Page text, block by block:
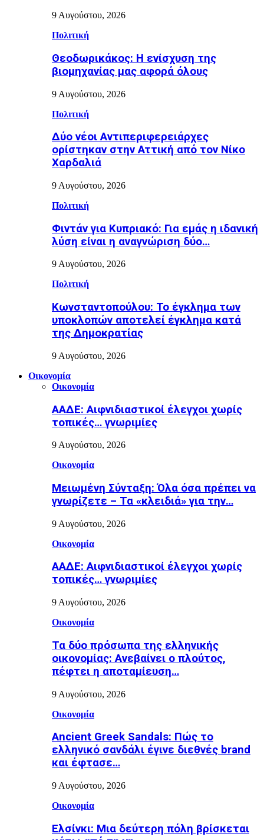
9 Αυγούστου, 2026
Πολιτική
Θεοδωρικάκος: Η ενίσχυση της
βιομηχανίας μας αφορά όλους
9 Αυγούστου, 2026
Πολιτική
Δύο νέοι Αντιπεριφερειάρχες
ορίστηκαν στην Αττική από τον Νίκο
Χαρδαλιά
9 Αυγούστου, 2026
Πολιτική
Φιντάν για Κυπριακό: Για εμάς η ιδανική
λύση είναι η αναγνώριση δύο…
9 Αυγούστου, 2026
Πολιτική
Κωνσταντοπούλου: Το έγκλημα των
υποκλοπών αποτελεί έγκλημα κατά
της Δημοκρατίας
9 Αυγούστου, 2026
Οικονομία
Οικονομία
ΑΑΔΕ: Αιφνιδιαστικοί έλεγχοι χωρίς
τοπικές… γνωριμίες
9 Αυγούστου, 2026
Οικονομία
Μειωμένη Σύνταξη: Όλα όσα πρέπει να
γνωρίζετε – Τα «κλειδιά» για την…
9 Αυγούστου, 2026
Οικονομία
ΑΑΔΕ: Αιφνιδιαστικοί έλεγχοι χωρίς
τοπικές… γνωριμίες
9 Αυγούστου, 2026
Οικονομία
Τα δύο πρόσωπα της ελληνικής
οικονομίας: Aνεβαίνει ο πλούτος,
πέφτει η αποταμίευση…
9 Αυγούστου, 2026
Οικονομία
Ancient Greek Sandals: Πώς το
ελληνικό σανδάλι έγινε διεθνές brand
και έφτασε…
9 Αυγούστου, 2026
Οικονομία
Ελσίνκι: Mια δεύτερη πόλη βρίσκεται